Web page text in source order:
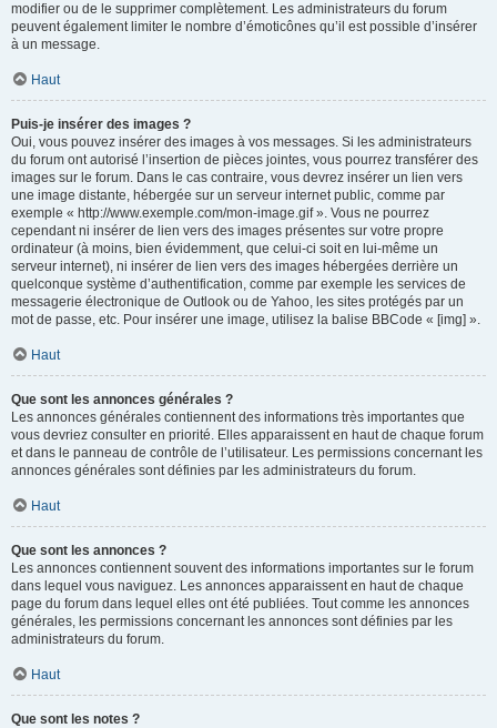
modifier ou de le supprimer complètement. Les administrateurs du forum
peuvent également limiter le nombre d’émoticônes qu’il est possible d’insérer
à un message.
Haut
Puis-je insérer des images ?
Oui, vous pouvez insérer des images à vos messages. Si les administrateurs
du forum ont autorisé l’insertion de pièces jointes, vous pourrez transférer des
images sur le forum. Dans le cas contraire, vous devrez insérer un lien vers
une image distante, hébergée sur un serveur internet public, comme par
exemple « http://www.exemple.com/mon-image.gif ». Vous ne pourrez
cependant ni insérer de lien vers des images présentes sur votre propre
ordinateur (à moins, bien évidemment, que celui-ci soit en lui-même un
serveur internet), ni insérer de lien vers des images hébergées derrière un
quelconque système d’authentification, comme par exemple les services de
messagerie électronique de Outlook ou de Yahoo, les sites protégés par un
mot de passe, etc. Pour insérer une image, utilisez la balise BBCode « [img] ».
Haut
Que sont les annonces générales ?
Les annonces générales contiennent des informations très importantes que
vous devriez consulter en priorité. Elles apparaissent en haut de chaque forum
et dans le panneau de contrôle de l’utilisateur. Les permissions concernant les
annonces générales sont définies par les administrateurs du forum.
Haut
Que sont les annonces ?
Les annonces contiennent souvent des informations importantes sur le forum
dans lequel vous naviguez. Les annonces apparaissent en haut de chaque
page du forum dans lequel elles ont été publiées. Tout comme les annonces
générales, les permissions concernant les annonces sont définies par les
administrateurs du forum.
Haut
Que sont les notes ?